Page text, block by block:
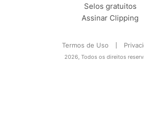
Selos gratuitos
Assinar Clipping
Termos de Uso
2026, Todos os direitos